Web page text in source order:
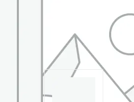
Похожие